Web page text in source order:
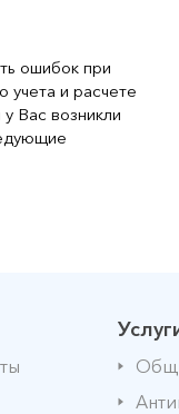
ошибок при
учета и расчете
Вас возникли